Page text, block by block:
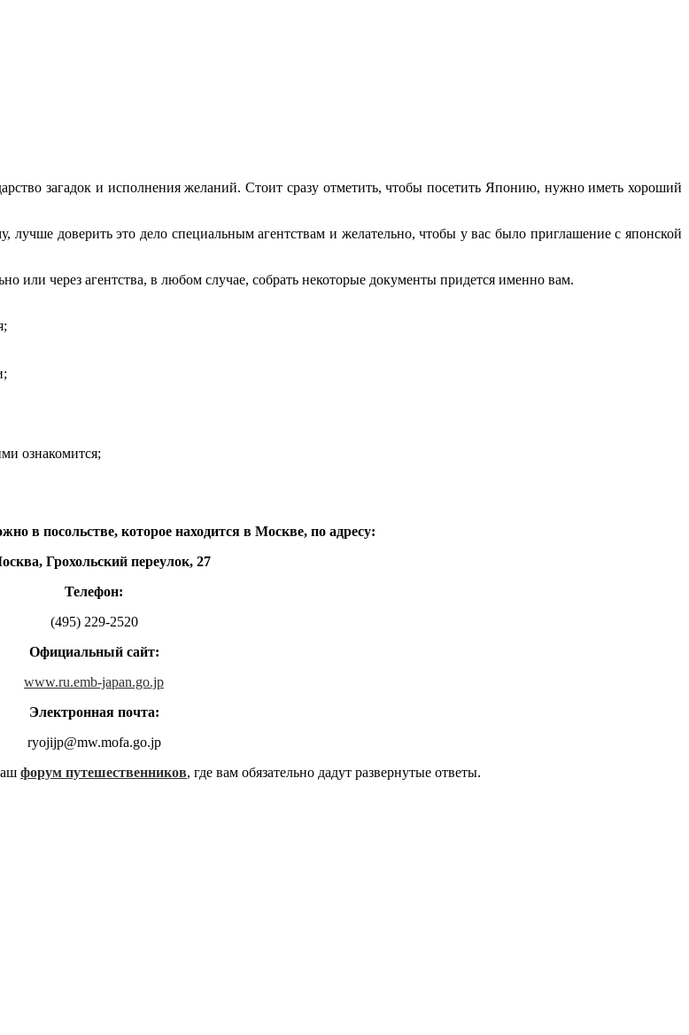
загадок и исполнения желаний. Стоит сразу отметить, чтобы посетить Японию, нужно иметь хороший
доверить это дело специальным агентствам и желательно, чтобы у вас было приглашение с японской
или через агентства, в любом случае, собрать некоторые документы придется именно вам.
ознакомится;
в посольстве, которое находится в Москве, по адресу:
Грохольский переулок, 27
Телефон:
(495) 229-2520
Официальный сайт:
www.ru.emb-japan.go.jp
Электронная почта:
ryojijp@mw.mofa.go.jp
форум путешественников, где вам обязательно дадут развернутые ответы.